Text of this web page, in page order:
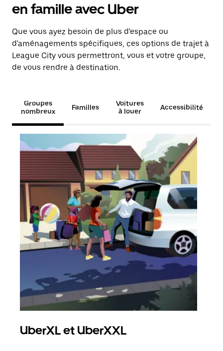
en famille avec Uber
Que vous ayez besoin de plus d'espace ou
d'aménagements spécifiques, ces options de trajet à
League City vous permettront, vous et votre groupe,
de vous rendre à destination.
Groupes
nombreux
Familles
Voitures
à louer
Accessibilité
UberXL et UberXXL